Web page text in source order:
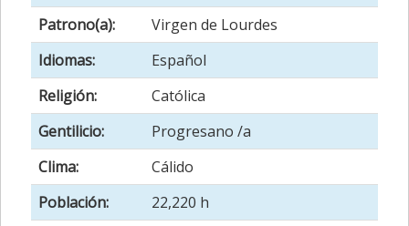
Patrono(a):
Virgen de Lourdes
Idiomas:
Español
Religión:
Católica
Gentilicio:
Progresano /a
Clima:
Cálido
Población:
22,220 h